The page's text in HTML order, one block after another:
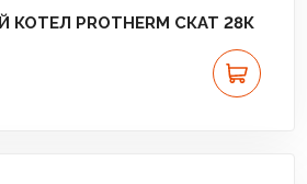
PROTHERM СКАТ 28К